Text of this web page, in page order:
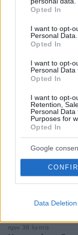
grant or deny
use your data for
consent section.
Opted In
I want to opt-
Personal Data.
Opted In
I want to opt-
Personal Data
Opted In
I want to opt-
Retention,
Personal
Purposes for
Opted In
Google
Data Deletion
να βλέπουμε ξανά
πριν 18 λεπτά
σκύλο σας
πριν 18 λεπτά
Πώς να
πριν 18 λεπτά
Συνέντευξη
μου έχει
μέρα, κάπνιζα
πριν 23 λεπτά
Συνελήφθη ένα
στο Παλαιό
Διακοπές σε 5
πριν 38 λεπτά